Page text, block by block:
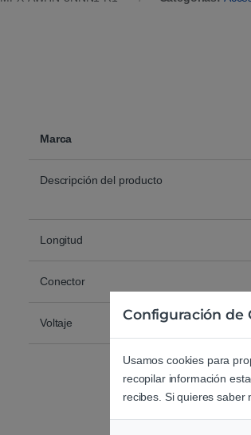
Marca
Descripción del producto
Longitud
Conector
Voltaje
Comprar Accesorio
Configuración de
Usamos cookies para
recopilar información
recibes. Si quieres saber